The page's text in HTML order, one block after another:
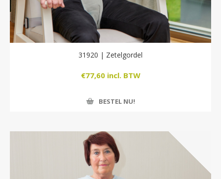
31920 | Zetelgordel
€77,60 incl. BTW
BESTEL NU!